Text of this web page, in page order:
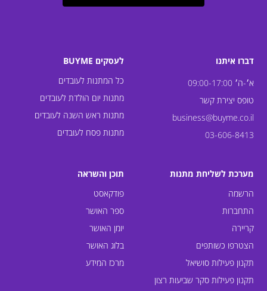
דברו איתנו
א׳-ה׳ 09:00-17:00
טופס יצירת קשר
business@buyme.co.il
03-606-8413
לעסקים BUYME
כל המתנות לעובדים
מתנות יום הולדת לעובדים
מתנות ראש השנה לעובדים
מתנות פסח לעובדים
מערכת לשליחת מתנות
הרשמה
התחברות
קריירה
הצטרפו כשותפים
תקנון פעילות סושיאל
תקנון פעילות סקר שביעות רצון
תוכן והשראה
פודקאסט
ספר האושר
יומן האושר
בלוג האושר
מרכז המידע